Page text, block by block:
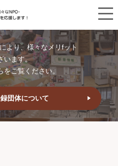
より、様々なメリfット
います。
をご覧ください。
団体について